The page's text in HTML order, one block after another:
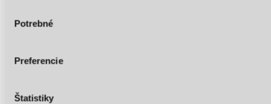
súhlasu
Potrebné
Preferencie
Štatistiky